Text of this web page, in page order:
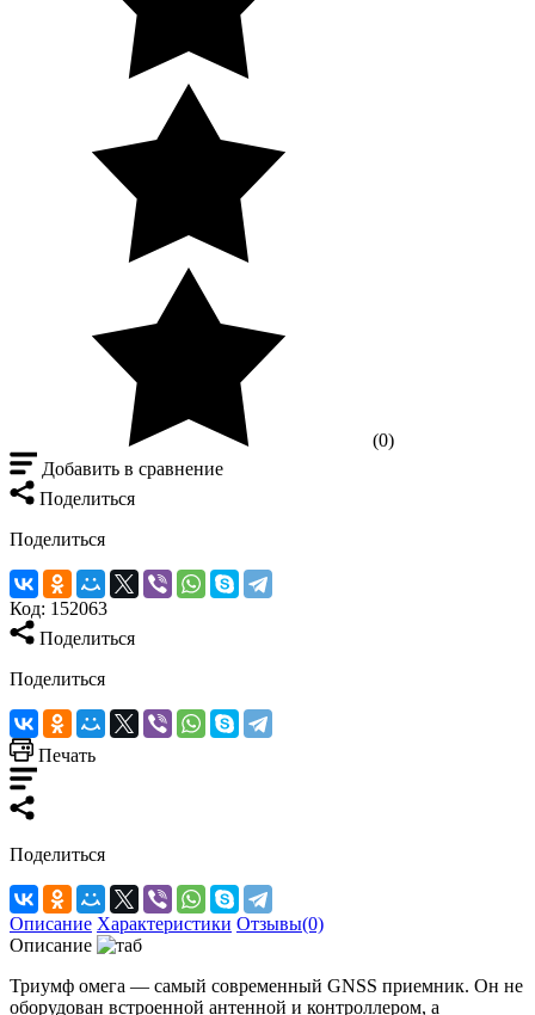
(0)
Добавить в сравнение
Поделиться
Поделиться
Код: 152063
Поделиться
Поделиться
Печать
Поделиться
Описание Характеристики Отзывы(0)
Описание
Триумф омега — самый современный GNSS приемник. Он не
оборудован встроенной антенной и контроллером, а